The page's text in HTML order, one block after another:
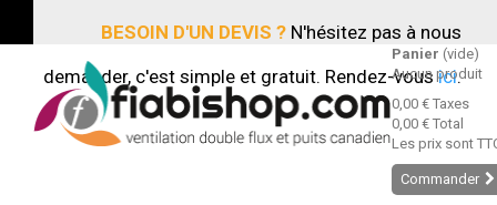
BESOIN D'UN DEVIS ?N'hésitez pas à nous
demander, c'est simple et gratuit. Rendez-vousici.
Panier (vide)
Aucun produit
0,00 € Taxes
0,00 € Total
Les prix sont
Commander